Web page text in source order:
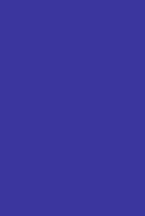
lateral LollaBR e a
exclusividade,
o teto bicolor e as
preto brilhante